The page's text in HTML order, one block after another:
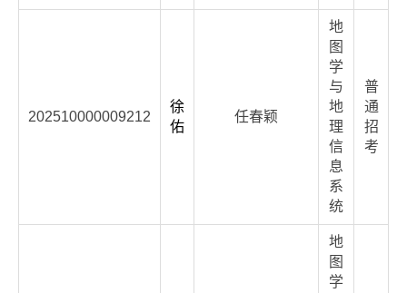
202510000009212
徐
佑
任春颖
地
图
学
与
地
理
信
息
系
统
普
通
招
考
地
图
学